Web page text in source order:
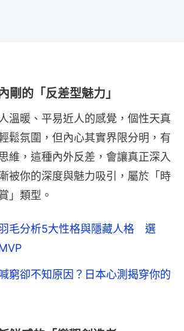
剛的「反差型魅力」
溫暖、平易近人的感覺，個性天真
鬆氛圍，但內心其實界限分明，有
維，這種內外反差，會讓真正深入
被你的深度與魅力吸引，屬於「時
」類型。
毛分析5大性格與隱藏人格 選
窮卻不知原因？日本心測揭穿你的